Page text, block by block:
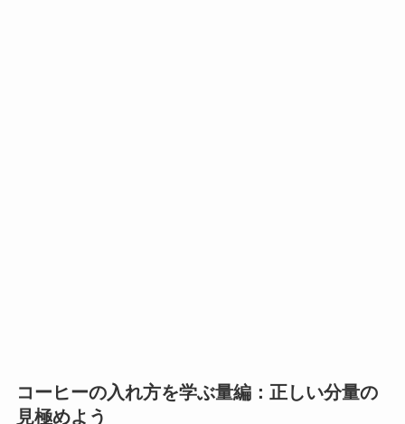
コーヒーの入れ方を学ぶ量編：正しい分量の
見極めよう